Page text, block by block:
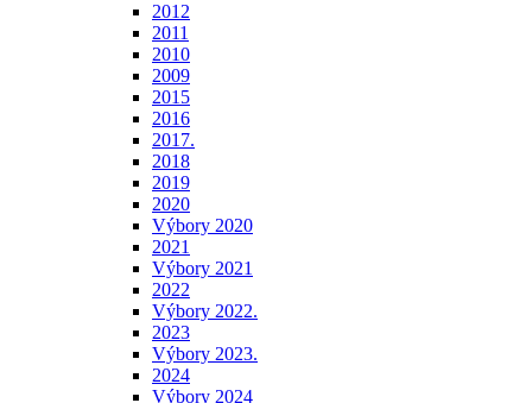
2012
2011
2010
2009
2015
2016
2017.
2018
2019
2020
Výbory 2020
2021
Výbory 2021
2022
Výbory 2022.
2023
Výbory 2023.
2024
Výbory 2024